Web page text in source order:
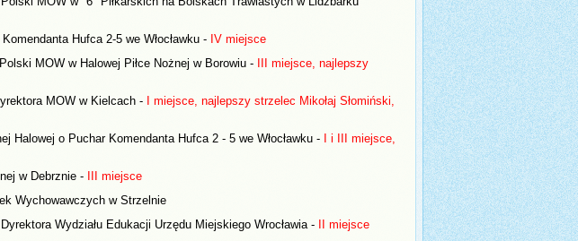
Hufca 2-5 we Włocławku - IV miejsce
MOW w Halowej Piłce Nożnej w Borowiu - III miejsce, najlepszy
MOW w Kielcach -
I miejsce, najlepszy strzelec Mikołaj Słomiński,
Halowej o Puchar Komendanta Hufca 2 - 5 we Włocławku -
I i III miejsce,
w Debrznie -
III miejsce
Wychowawczych w Strzelnie
Wydziału Edukacji Urzędu Miejskiego Wrocławia -
II miejsce